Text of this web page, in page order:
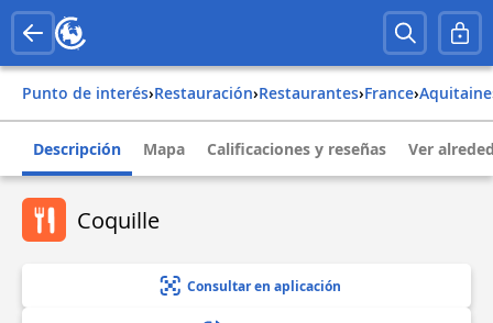
Punto de interés› Restauración› Restaurantes› france› aquitaine
Descripción Mapa Calificaciones y reseñas Ver
Coquille
Consultar en aplicación